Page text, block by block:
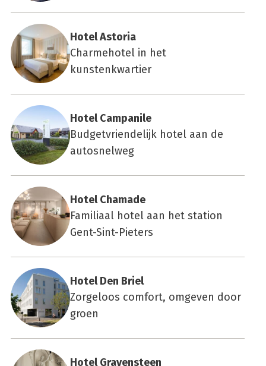
Hotel Asto­ria
Charmehotel in het
kunstenkwartier
Hotel Cam­pa­ni­le
Budgetvriendelijk hotel aan de
autosnelweg
Hotel Cha­ma­de
Familiaal hotel aan het station
Gent-Sint-Pieters
Hotel Den Briel
Zorgeloos comfort, omgeven door
groen
Hotel Gra­ven­steen